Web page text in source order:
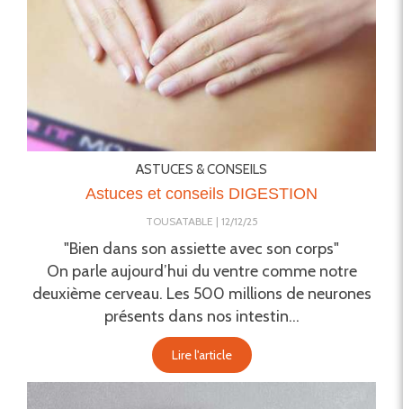
ASTUCES & CONSEILS
Astuces et conseils DIGESTION
TOUSATABLE 12/12/25
"Bien dans son assiette avec son corps"
On parle aujourd’hui du ventre comme notre
deuxième cerveau. Les 500 millions de neurones
présents dans nos intestin...
Lire l'article